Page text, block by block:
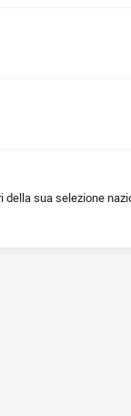
della sua selezione